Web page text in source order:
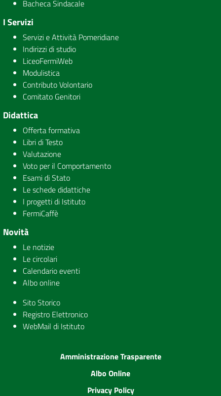
Bacheca Sindacale
I Servizi
Servizi e Attività Pomeridiane
Indirizzi di studio
LiceoFermiWeb
Modulistica
Contributo Volontario
Comitato Genitori
Didattica
Offerta formativa
Libri di Testo
Valutazione
Voto per il Comportamento
Esami di Stato
Le schede didattiche
I progetti di Istituto
FermiCaffè
Novità
Le notizie
Le circolari
Calendario eventi
Albo online
Sito Storico
Registro Elettronico
WebMail di Istituto
Amministrazione Trasparente
Albo Online
Privacy Policy